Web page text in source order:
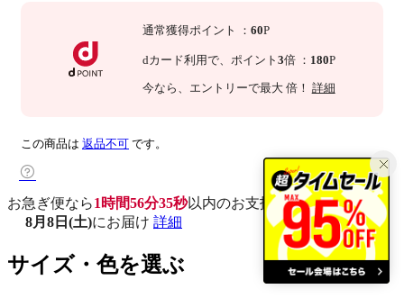
通常獲得ポイント ： 60P
dカード利用で、 ポイント 3倍 ： 180P
今なら 、エントリーで最大 倍！ 詳細
この商品は 返品不可 です。
お急ぎ便なら1時間56分34秒以内のお支払いで
8月8日(土)にお届け 詳細
サイズ・色を選ぶ